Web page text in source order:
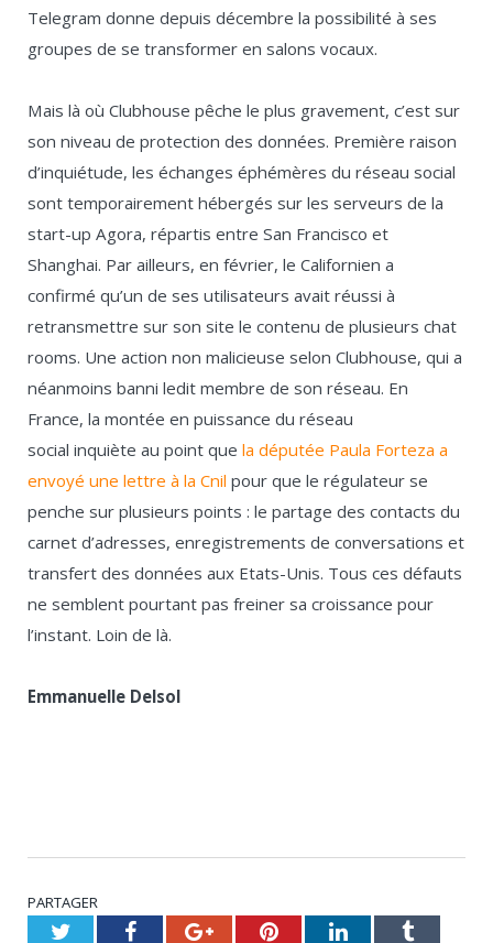
Telegram donne depuis décembre la possibilité à ses
groupes de se transformer en salons vocaux.
Mais là où Clubhouse pêche le plus gravement, c’est sur
son niveau de protection des données. Première raison
d’inquiétude, les échanges éphémères du réseau social
sont temporairement hébergés sur les serveurs de la
start-up Agora, répartis entre San Francisco et
Shanghai. Par ailleurs, en février, le Californien a
confirmé qu’un de ses utilisateurs avait réussi à
retransmettre sur son site le contenu de plusieurs chat
rooms. Une action non malicieuse selon Clubhouse, qui a
néanmoins banni ledit membre de son réseau. En
France, la montée en puissance du réseau
social inquiète au point que la députée Paula Forteza a
envoyé une lettre à la Cnil pour que le régulateur se
penche sur plusieurs points : le partage des contacts du
carnet d’adresses, enregistrements de conversations et
transfert des données aux Etats-Unis. Tous ces défauts
ne semblent pourtant pas freiner sa croissance pour
l’instant. Loin de là.
Emmanuelle Delsol
PARTAGER
TwitterFacebookGoogle+PinterestLinkedInTumblr